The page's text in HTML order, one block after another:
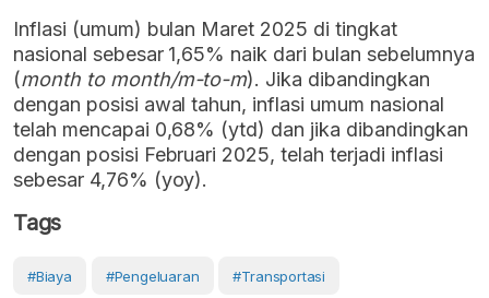
Inflasi (umum) bulan Maret 2025 di tingkat
nasional sebesar 1,65% naik dari bulan sebelumnya
(month to month/m-to-m). Jika dibandingkan
dengan posisi awal tahun, inflasi umum nasional
telah mencapai 0,68% (ytd) dan jika dibandingkan
dengan posisi Februari 2025, telah terjadi inflasi
sebesar 4,76% (yoy).
Tags
#Biaya #pengeluaran #Transportasi